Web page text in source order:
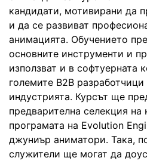
кандидати, мотивирани да
и да се развиват
анимацията. Обучението
основните инструменти и
използват и в софтуерната
големите B2B
индустрията. Курсът ще
предварителна селекция на
програмата на Evolution
джуниър аниматори. Така,
служители ще могат да